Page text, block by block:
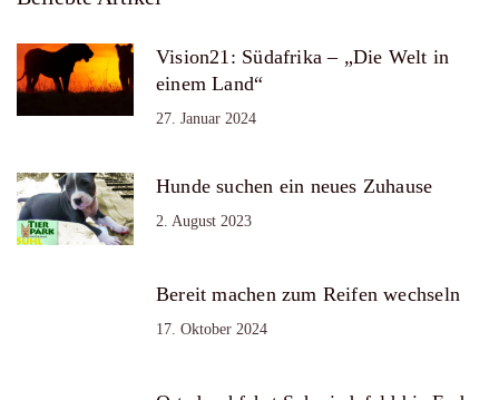
Vision21: Südafrika – „Die Welt in
einem Land“
27. Januar 2024
Hunde suchen ein neues Zuhause
2. August 2023
Bereit machen zum Reifen wechseln
17. Oktober 2024